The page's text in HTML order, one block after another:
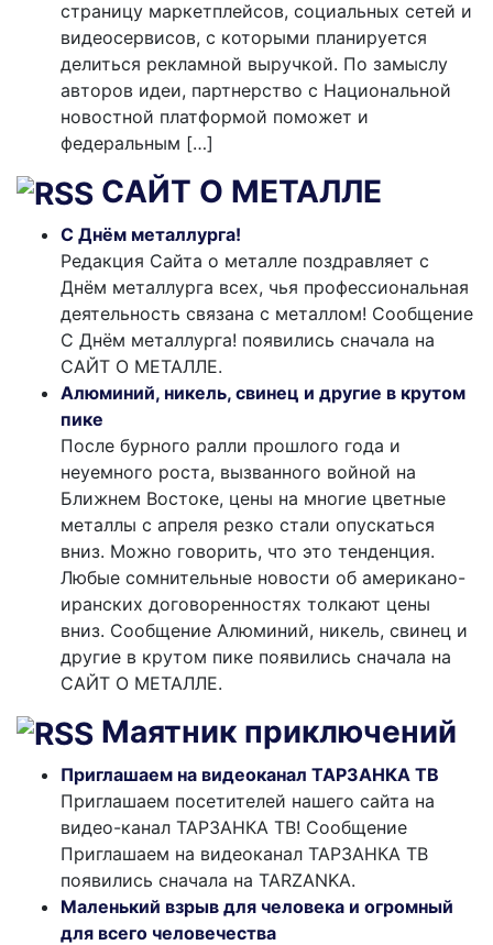
страницу маркетплейсов, социальных сетей и
видеосервисов, с которыми планируется
делиться рекламной выручкой. По замыслу
авторов идеи, партнерство с Национальной
новостной платформой поможет и
федеральным […]
САЙТ О МЕТАЛЛЕ
С Днём металлурга!
Редакция Сайта о металле поздравляет с
Днём металлурга всех, чья профессиональная
деятельность связана с металлом! Сообщение
С Днём металлурга! появились сначала на
САЙТ О МЕТАЛЛЕ.
Алюминий, никель, свинец и другие в крутом
пике
После бурного ралли прошлого года и
неуемного роста, вызванного войной на
Ближнем Востоке, цены на многие цветные
металлы с апреля резко стали опускаться
вниз. Можно говорить, что это тенденция.
Любые сомнительные новости об американо-
иранских договоренностях толкают цены
вниз. Сообщение Алюминий, никель, свинец и
другие в крутом пике появились сначала на
САЙТ О МЕТАЛЛЕ.
Маятник приключений
Приглашаем на видеоканал ТАРЗАНКА ТВ
Приглашаем посетителей нашего сайта на
видео-канал ТАРЗАНКА ТВ! Сообщение
Приглашаем на видеоканал ТАРЗАНКА ТВ
появились сначала на TARZANKA.
Маленький взрыв для человека и огромный
для всего человечества